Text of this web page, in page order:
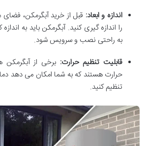
اندازه و ابعاد: قبل از خرید آبگرمکن،
را اندازه گیری کنید. آبگرمکن باید به
به راحتی نصب و سرویس شود.
قابلیت تنظیم حرارت: برخی از آبگرمکن
حرارت هستند که به شما امکان می ‌دهد
تنظیم کنید.